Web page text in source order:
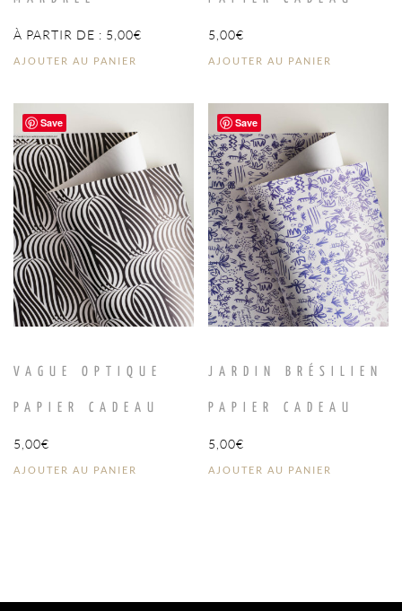
À PARTIR DE : 5,00€
AJOUTER AU PANIER
5,00€
AJOUTER AU PANIER
Save
VAGUE OPTIQUE
PAPIER CADEAU
5,00€
AJOUTER AU PANIER
Save
JARDIN BRÉSILIEN
PAPIER CADEAU
5,00€
AJOUTER AU PANIER